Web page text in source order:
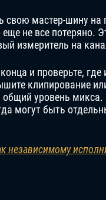
свою мастер-шину
не все потеряно.
измеритель на
и проверьте,
клипирование
уровень
могут быть
независимому